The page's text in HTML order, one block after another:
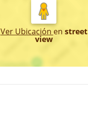
Ver Ubicación en street
view